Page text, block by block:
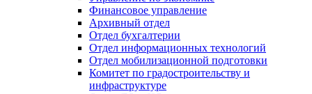
Финансовое управление
Архивный отдел
Отдел бухгалтерии
Отдел информационных технологий
Отдел мобилизационной подготовки
Комитет по градостроительству и
инфраструктуре